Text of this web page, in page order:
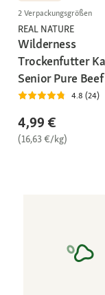
2 Verpackungsgrößen
REAL NATURE
Wilderness
Trockenfutter
Senior Pure
4.8 (24)
4,99 €
(16,63 €/kg)